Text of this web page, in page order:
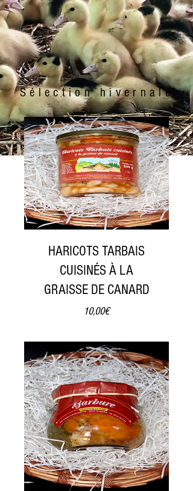
Sélection hivernale
HARICOTS TARBAIS
CUISINÉS À LA
GRAISSE DE CANARD
10,00€Prix